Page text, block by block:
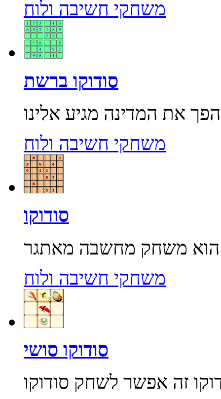
משחקי חשיבה ולוח
סודוקו ברשת
משחקי חשיבה ולוח
סודוקו
משחקי חשיבה ולוח
סודוקו סושי